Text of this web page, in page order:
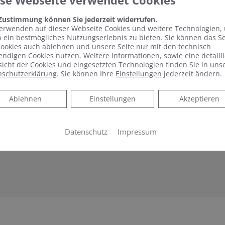
Muskulatur nach dem Sport bis hin zum sanften
Wasser – die Intensität und Art der
verschiedenen Wasser- und Luftsystemen sind der
die Systeme auf Wunsch besonders leise und sorgen
gestört wird. Die flachen Düsen fügen sich
die Entspannung und das Wellness-Erlebnis nicht
für perfekte Hygiene nach dem Bad. Und
aus einer Vielzahl vorkonfigurierter Modelle ihr
Whirlwanne von Kaldewei braucht meistens nicht mehr
können Sie jederzeit widerrufen.
auf dieser Webseite Cookies und weitere Technologien,
ein bestmögliches Nutzungserlebnis zu bieten. Sie können das
auch ablehnen und unsere Seite nur mit den technisch
Cookies nutzen. Weitere Informationen, sowie eine
der Cookies und eingesetzten Technologien finden Sie in
. Sie können Ihre Einstellungen jederzeit ändern.
Akzeptieren
Einstellungen
Ablehnen
Ablehnen
Datenschutz Impressum